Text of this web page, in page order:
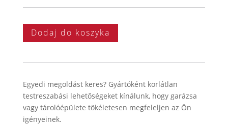
Dodaj do koszyka
Egyedi megoldást keres? Gyártóként korlátlan
testreszabási lehetőségeket kínálunk, hogy garázsa
vagy tárolóépülete tökéletesen megfeleljen az Ön
igényeinek.